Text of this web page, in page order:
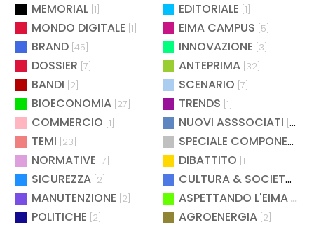
MEMORIAL [1] EDITORIALE [1]
MONDO DIGITALE [1] EIMA CAMPUS [5]
BRAND [45] INNOVAZIONE [3]
DOSSIER [7] ANTEPRIMA [32]
BANDI [2] SCENARIO [7]
BIOECONOMIA [27] TRENDS [1]
COMMERCIO [1] NUOVI ASSSOCIATI [15]
TEMI [23]
SPECIALE COMPONENTISTICA
NORMATIVE [7] DIBATTITO [1]
SICUREZZA [2] CULTURA & SOCIETÀ
MANUTENZIONE [2] ASPETTANDO L'EIMA [4]
POLITICHE [2] AGROENERGIA [2]